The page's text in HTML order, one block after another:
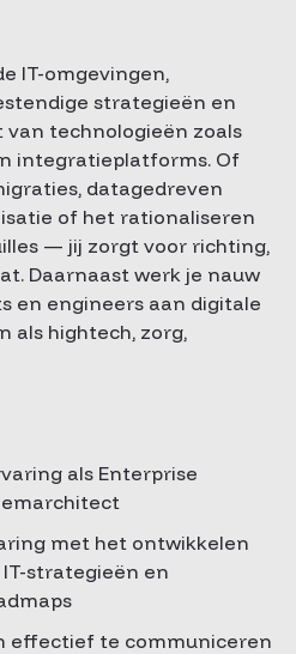
IT-omgevingen,
strategieën en
technologieën zoals
integratieplatforms. Of
datagedreven
of het rationaliseren
— jij zorgt voor richting,
Daarnaast werk je nauw
en engineers aan digitale
als hightech, zorg,
als Enterprise
met het ontwikkelen
strategieën en
effectief te communiceren